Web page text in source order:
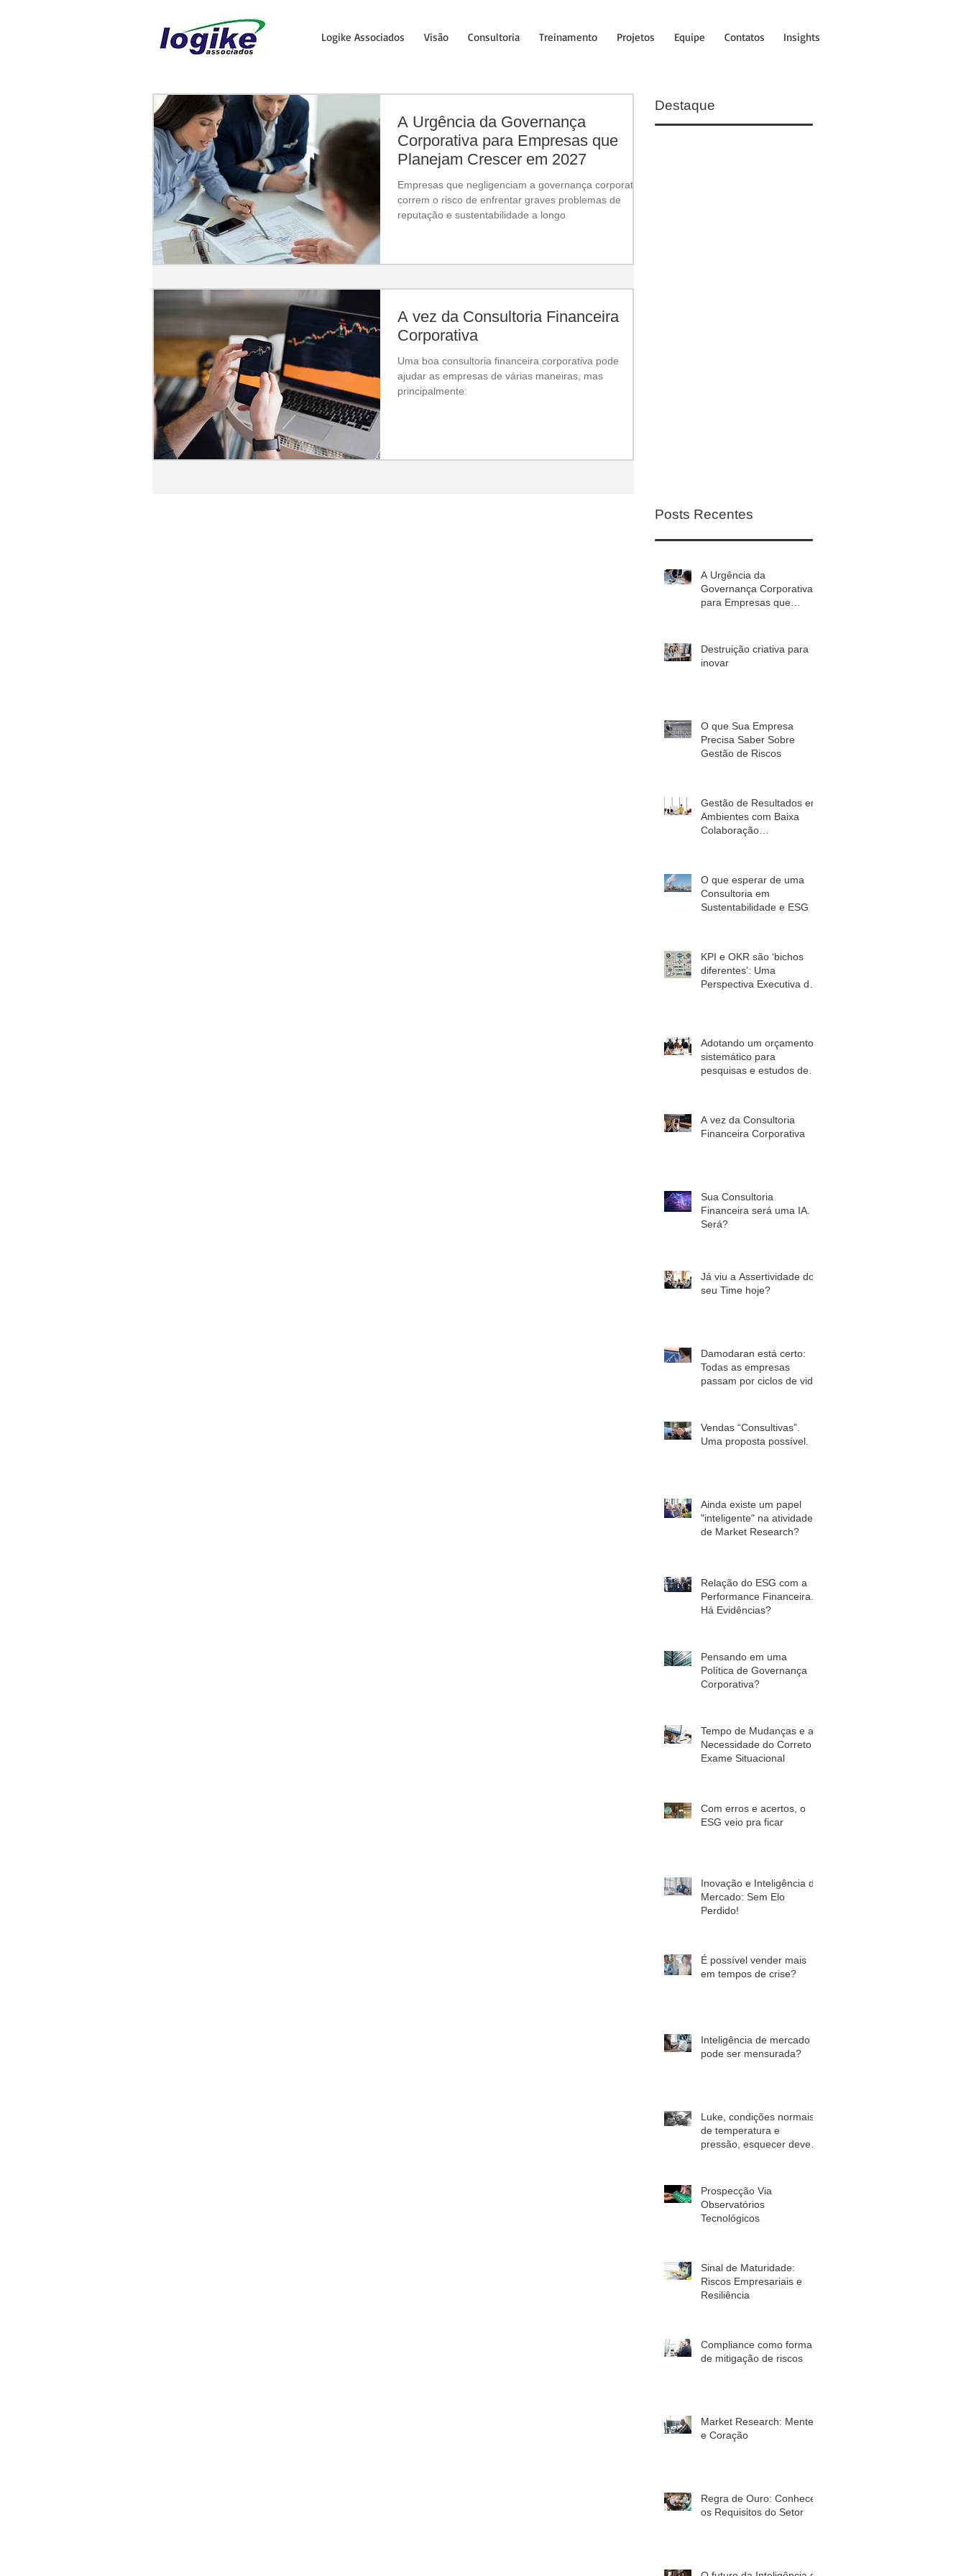
Logike Associados Visão Consultoria Treinamento Projetos Equipe Contatos Insights
A Urgência da Governança
Corporativa para Empresas que
Planejam Crescer em 2027
Empresas que negligenciam a governança corporativa
correm o risco de enfrentar graves problemas de
reputação e sustentabilidade a longo
A vez da Consultoria Financeira
Corporativa
Uma boa consultoria financeira corporativa pode
ajudar as empresas de várias maneiras, mas
principalmente:
Destaque
Posts Recentes
A Urgência da
Governança Corporativa
para Empresas que
Destruição criativa para
inovar
O que Sua Empresa
Precisa Saber Sobre
Gestão de Riscos
Gestão de Resultados em
Ambientes com Baixa
Colaboração
O que esperar de uma
Consultoria em
Sustentabilidade e ESG
KPI e OKR são ‘bichos
diferentes’: Uma
Perspectiva Executiva de
Adotando um orçamento
sistemático para
pesquisas e estudos de
A vez da Consultoria
Financeira Corporativa
Sua Consultoria
Financeira será uma IA.
Será?
Já viu a Assertividade do
seu Time hoje?
Damodaran está certo:
Todas as empresas
passam por ciclos de vida.
Vendas “Consultivas”.
Uma proposta possível.
Ainda existe um papel
"inteligente" na atividade
de Market Research?
Relação do ESG com a
Performance Financeira.
Há Evidências?
Pensando em uma
Política de Governança
Corporativa?
Tempo de Mudanças e a
Necessidade do Correto
Exame Situacional
Com erros e acertos, o
ESG veio pra ficar
Inovação e Inteligência de
Mercado: Sem Elo
Perdido!
É possível vender mais
em tempos de crise?
Inteligência de mercado
pode ser mensurada?
Luke, condições normais
de temperatura e
pressão, esquecer deve
Prospecção Via
Observatórios
Tecnológicos
Sinal de Maturidade:
Riscos Empresariais e
Resiliência
Compliance como forma
de mitigação de riscos
Market Research: Mente
e Coração
Regra de Ouro: Conhecer
os Requisitos do Setor